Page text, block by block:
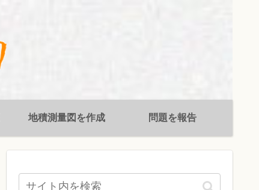
地積測量図を作成 問題を報告